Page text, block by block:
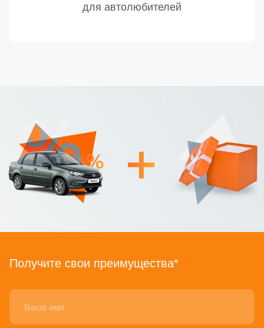
для автолюбителей
Получите свои преимущества*